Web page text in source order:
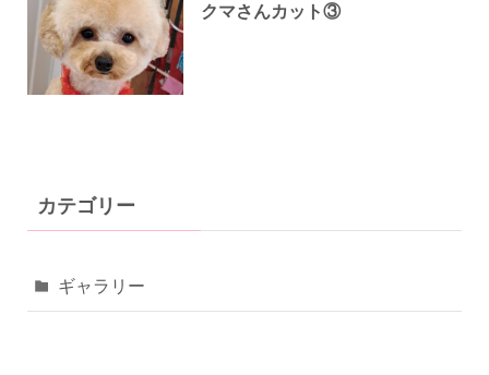
クマさんカット③
カテゴリー
ギャラリー